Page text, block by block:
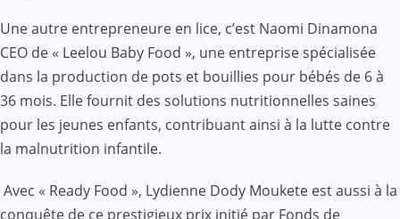
Une autre entrepreneure en lice, c’est Naomi Dinamona
CEO de « Leelou Baby Food », une entreprise spécialisée
dans la production de pots et bouillies pour bébés de 6 à
36 mois. Elle fournit des solutions nutritionnelles saines
pour les jeunes enfants, contribuant ainsi à la lutte contre
la malnutrition infantile.
Avec « Ready Food », Lydienne Dody Moukete est aussi à la
conquête de ce prestigieux prix initié par Fonds de